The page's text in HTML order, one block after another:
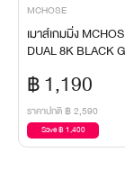
MCHOSE
เมาส์เกมมิ่ง
DUAL 8K BLACK
฿ 1,190
ราคาปกติ ฿ 2,590
Save ฿ 1,400